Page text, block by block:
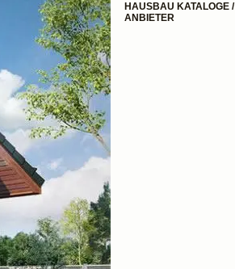
HAUSBAU KATALOGE /
ANBIETER